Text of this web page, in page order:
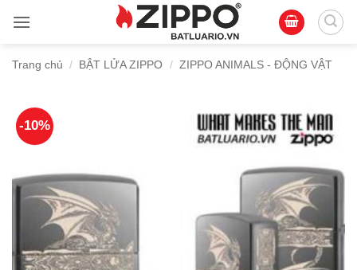
qua
dungTrang chủ / BẬT LỬA ZIPPO / ZIPPO ANIMALS - ĐỘNG VẬT
-10%